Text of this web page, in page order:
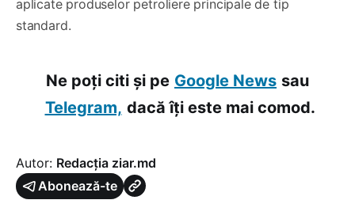
aplicate produselor petroliere principale de tip
standard.
Ne poți citi și pe Google News sau
Telegram, dacă îți este mai comod.
Autor: Redacția ziar.md
Abonează-te